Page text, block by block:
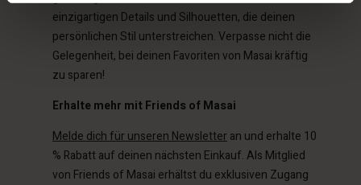
einzigartigen Details und Silhouetten, die deinen
persönlichen Stil unterstreichen. Verpasse nicht die
Gelegenheit, bei deinen Favoriten von Masai kräftig
zu sparen!
Erhalte mehr mit Friends of Masai
Melde dich für unseren Newsletteran und erhalte 10
% Rabatt auf deinen nächsten Einkauf. Als Mitglied
von Friends of Masai erhältst du exklusiven Zugang